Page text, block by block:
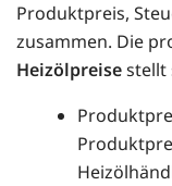
Produktpreis,
zusammen. Die
Heizölpreisestellt